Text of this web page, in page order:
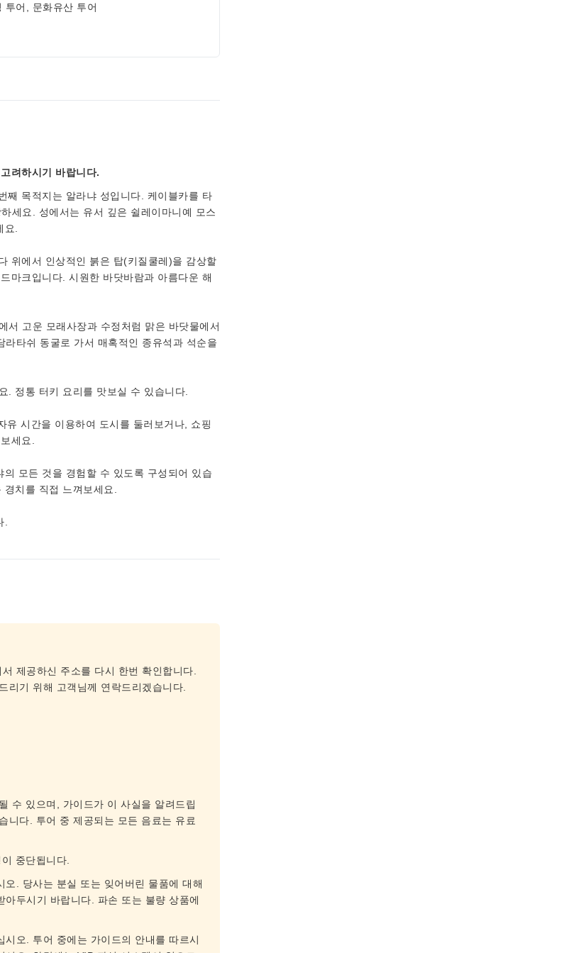
투어, 문화유산 투어
려하시기 바랍니다.
째 목적지는 알라냐 성입니다. 케이블카를 타
세요. 성에서는 유서 깊은 쉴레이마니예 모스
.
위에서 인상적인 붉은 탑(키질쿨레)을 감상할
마크입니다. 시원한 바닷바람과 아름다운 해
서 고운 모래사장과 수정처럼 맑은 바닷물에서
타쉬 동굴로 가서 매혹적인 종유석과 석순을
. 정통 터키 요리를 맛보실 수 있습니다.
시간을 이용하여 도시를 둘러보거나, 쇼핑
세요.
모든 것을 경험할 수 있도록 구성되어 있습
치를 직접 느껴보세요.
제공하신 주소를 다시 한번 확인합니다.
리기 위해 고객님께 연락드리겠습니다.
수 있으며, 가이드가 이 사실을 알려드립
니다. 투어 중 제공되는 모든 음료는 유료
중단됩니다.
. 당사는 분실 또는 잊어버린 물품에 대해
두시기 바랍니다. 파손 또는 불량 상품에
오. 투어 중에는 가이드의 안내를 따르시